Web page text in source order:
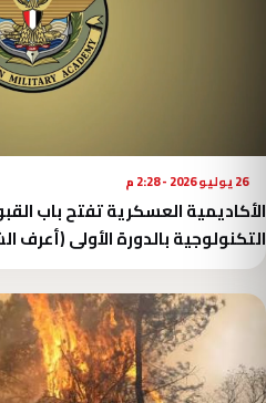
26 يوليو 2026 - 2:28 م
الأكاديمية العسكرية تفتح باب
التكنولوجية بالدورة الأولى (أعرف